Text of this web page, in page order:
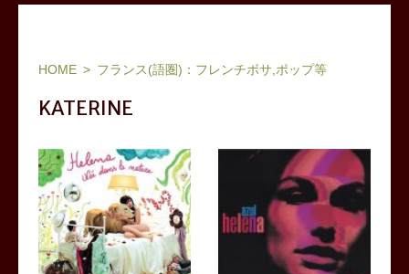
HOME フランス(語圏)：フレンチボサ,ポップ等
KATERINE